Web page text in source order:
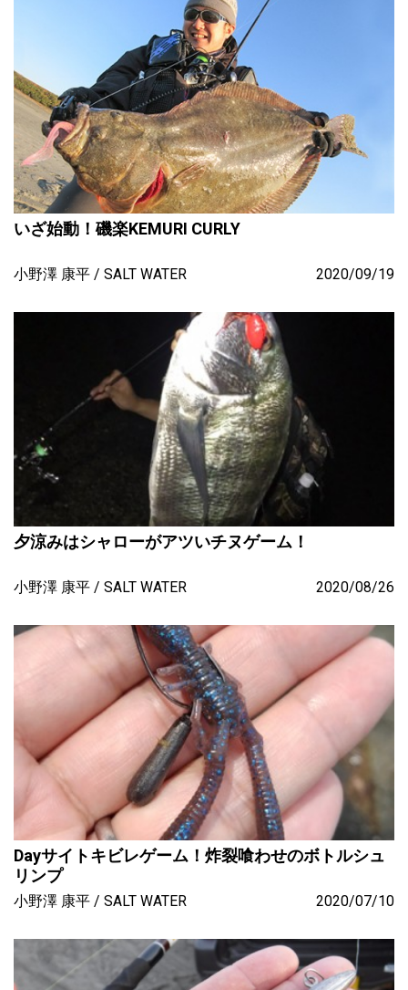
いざ始動！磯楽KEMURI CURLY
小野澤 康平 SALT WATER 2020/09/19
夕涼みはシャローがアツいチヌゲーム！
小野澤 康平 SALT WATER 2020/08/26
Dayサイトキビレゲーム！炸裂喰わせのボトルシュ
リンプ
小野澤 康平 SALT WATER 2020/07/10